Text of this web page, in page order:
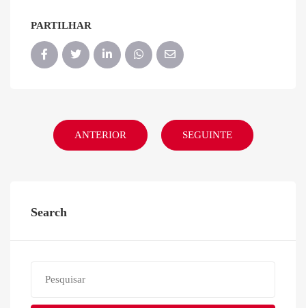
PARTILHAR
ANTERIOR SEGUINTE
Search